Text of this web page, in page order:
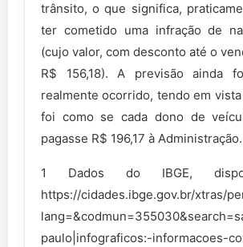
trânsito, o que significa,
ter cometido uma infração de
(cujo valor, com desconto até o
R$ 156,18). A previsão ainda
realmente ocorrido, tendo em
foi como se cada dono de
pagasse R$ 196,17 à Administração.
1 Dados do IBGE,
https://cidades.ibge.gov.br/xtras/
paulo|infograficos:-informacoes-